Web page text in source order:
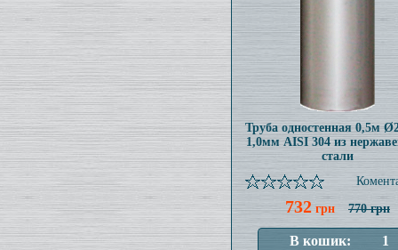
Труба одностенная 0,5м
1,0мм AISI 304 из
стали
732 грн 770 грн